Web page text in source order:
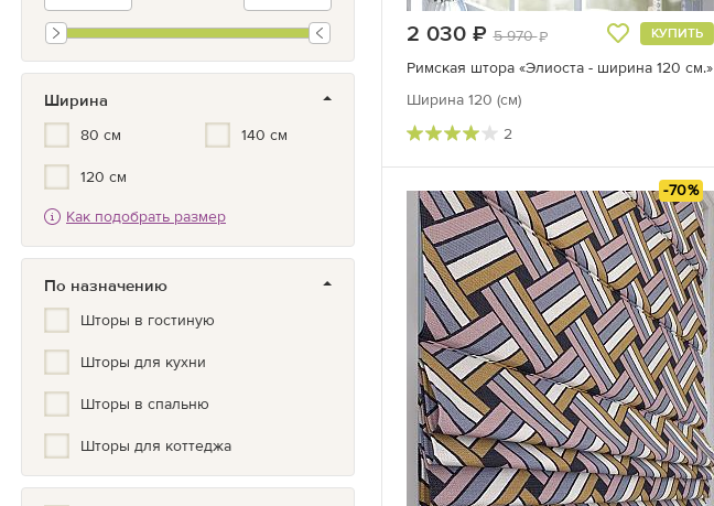
Серый/черный
Серый
Золотой
Ширина
80 см
120 см
140 см
Как подобрать размер
По назначению
Шторы в гостиную
Шторы для кухни
Шторы в спальню
Шторы для коттеджа
2 030 руб.
5 970 КУПИТЬ
Римская штора «Элиоста - ширина 120 см.»
Ширина 120 (см)
2
-70%